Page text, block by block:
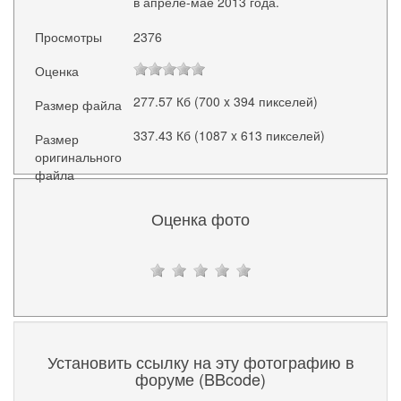
Просмотры
2376
Оценка
Размер файла
277.57 Кб (700 x 394 пикселей)
Размер
оригинального
файла
337.43 Кб (1087 x 613 пикселей)
Оценка фото
Установить ссылку на эту фотографию в
форуме (BBcode)